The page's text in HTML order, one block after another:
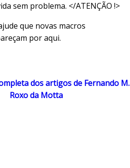
sem problema. </ATENÇÃO !>
que novas macros
por aqui.
dos artigos de Fernando M.
Roxo da Motta